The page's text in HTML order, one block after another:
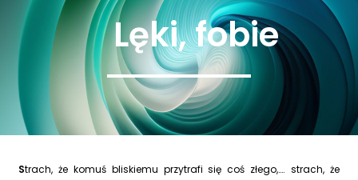
Lęki, fobie
Strach, że komuś bliskiemu przytrafi się coś złego,…. strach, że